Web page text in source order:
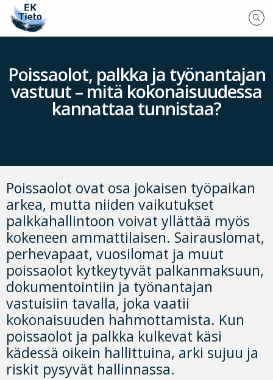
Poissaolot, palkka ja työnantajan
vastuut – mitä kokonaisuudessa
kannattaa tunnistaa?
Poissaolot ovat osa jokaisen työpaikan
arkea, mutta niiden vaikutukset
palkkahallintoon voivat yllättää myös
kokeneen ammattilaisen. Sairauslomat,
perhevapaat, vuosilomat ja muut
poissaolot kytkeytyvät palkanmaksuun,
dokumentointiin ja työnantajan
vastuisiin tavalla, joka vaatii
kokonaisuuden hahmottamista. Kun
poissaolot ja palkka kulkevat käsi
kädessä oikein hallittuina, arki sujuu ja
riskit pysyvät hallinnassa.